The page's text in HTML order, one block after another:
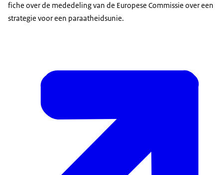
fiche over de mededeling van de Europese Commissie over een
strategie voor een paraatheidsunie.